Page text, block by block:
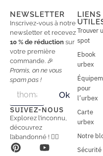
NEWSLETTER
Inscrivez-vous à notre
newsletter et recevez
10 % de réduction sur
votre première
commande. 🎉
Promis, on ne vous
spam pas !
a
i
l
a
i
l
*
Ok
SUIVEZ-NOUS
Explorez l’inconnu,
découvrez
l’abandonné ! 🕵️‍♂️
LIENS
Trouver
spot
Ebook
urbex
pour
l’urbex
Carte
urbex
Notre
Sécurité